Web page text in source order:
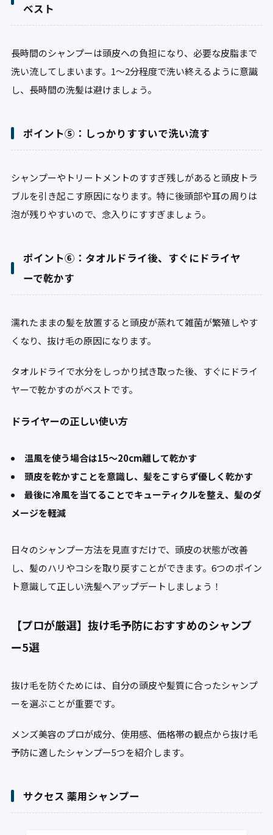
ベスト
長時間のシャンプーは頭皮への負担になり、必要な皮脂まで
洗い流してしまいます。1～2分程度で洗い終えるように意識
し、長時間の洗髪は避けましょう。
ポイント⑤：しっかりすすいで洗い流す
シャンプーやトリートメントのすすぎ残しがあると頭皮トラ
ブルを引き起こす原因になります。特に後頭部や耳の周りは
泡が残りやすいので、念入りにすすぎましょう。
ポイント⑥：タオルドライ後、すぐにドライヤ
ーで乾かす
濡れたままの髪を放置すると頭皮が蒸れて雑菌が繁殖しやす
くなり、抜け毛の原因になります。
タオルドライで水分をしっかり拭き取った後、すぐにドライ
ヤーで乾かすのがベストです。
ドライヤーの正しい使い方
温風を使う場合は15～20cm離して乾かす
頭皮を乾かすことを意識し、髪をこすらず優しく乾かす
最後に冷風を当てることでキューティクルを整え、髪のダ
メージを軽減
日々のシャンプー方法を見直すだけで、頭皮の状態が改善
し、髪のハリやコシを取り戻すことができます。6つのポイン
ト意識して正しい洗髪へアップデートしましょう！
【プロが厳選】抜け毛予防におすすめのシャンプ
ー5選
抜け毛を防ぐためには、自分の頭皮や髪質に合ったシャンプ
ーを選ぶことが重要です。
メンズ美容のプロが成分、使用感、価格帯の観点から抜け毛
予防に適したシャンプー5つを紹介します。
サクセス 薬用シャンプー